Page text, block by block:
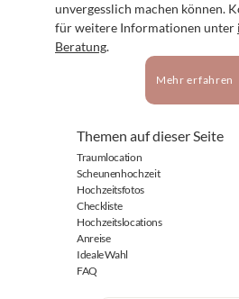
unvergesslich machen können.
für weitere Informationen unter
Beratung.
Mehr erfahren
Themen auf dieser Seite
Traumlocation
Scheunenhochzeit
Hochzeitsfotos
Checkliste
Hochzeitslocations
Anreise
Ideale Wahl
FAQ